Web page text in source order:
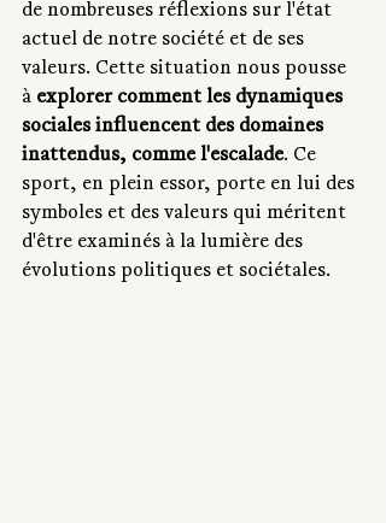
de nombreuses réflexions sur l'état
actuel de notre société et de ses
valeurs. Cette situation nous pousse
à explorer comment les dynamiques
sociales influencent des domaines
inattendus, comme l'escalade. Ce
sport, en plein essor, porte en lui des
symboles et des valeurs qui méritent
d'être examinés à la lumière des
évolutions politiques et sociétales.